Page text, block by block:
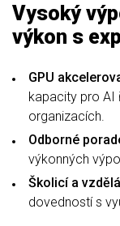
Vysoký
výkon s
GPU
kapacity pro AI
organizacích.
Odborné
výkonných
Školicí a
dovedností s